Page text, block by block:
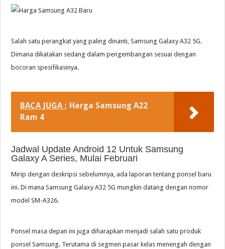
Salah satu perangkat yang paling dinanti, Samsung Galaxy A32 5G.
Dimana dikatakan sedang dalam pengembangan sesuai dengan
bocoran spesifikasinya.
BACA JUGA : Harga Samsung A22
Ram 4
Jadwal Update Android 12 Untuk Samsung
Galaxy A Series, Mulai Februari
Mirip dengan deskripsi sebelumnya, ada laporan tentang ponsel baru
ini. Di mana Samsung Galaxy A32 5G mungkin datang dengan nomor
model SM-A326.
Ponsel masa depan ini juga diharapkan menjadi salah satu produk
ponsel Samsung. Terutama di segmen pasar kelas menengah dengan